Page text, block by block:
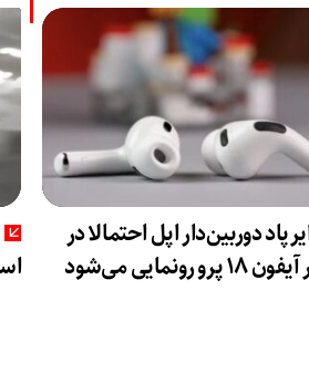
دوربین‌دار اپل احتمالا در
پرو رونمایی می‌شود